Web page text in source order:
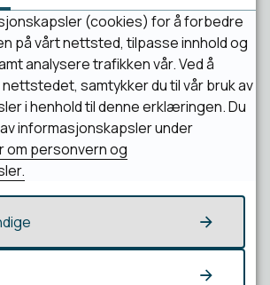
11:13
12:04
det du lette etter?
(cookies) for å forbedre
på vårt nettsted, tilpasse innhold og
analysere trafikken vår. Ved å
samtykker du til vår bruk av
i henhold til denne erklæringen. Du
informasjonskapsler under
om personvern og